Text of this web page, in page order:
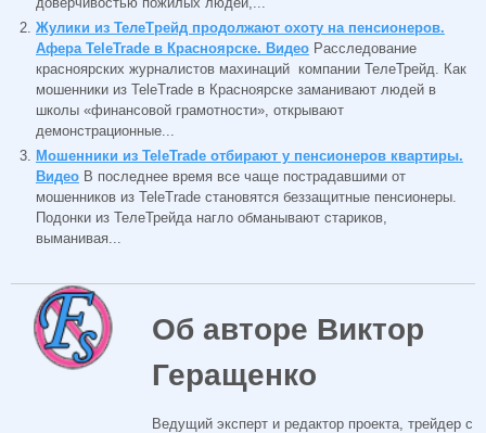
Жулики из ТелеТрейд продолжают охоту на пенсионеров.
Афера TeleTrade в Красноярске. Видео Расследование
красноярских журналистов махинаций компании ТелеТрейд. Как
мошенники из TeleTrade в Красноярске заманивают людей в
школы «финансовой грамотности», открывают
демонстрационные...
Мошенники из TeleTrade отбирают у пенсионеров квартиры.
Видео В последнее время все чаще пострадавшими от
мошенников из TeleTrade становятся беззащитные пенсионеры.
Подонки из ТелеТрейда нагло обманывают стариков,
выманивая...
Об авторе Виктор
Геращенко
Ведущий эксперт и редактор проекта, трейдер с